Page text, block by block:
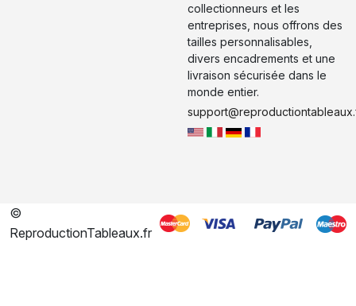
collectionneurs et les
entreprises, nous offrons des
tailles personnalisables,
divers encadrements et une
livraison sécurisée dans le
monde entier.
©
ReproductionTableaux.fr